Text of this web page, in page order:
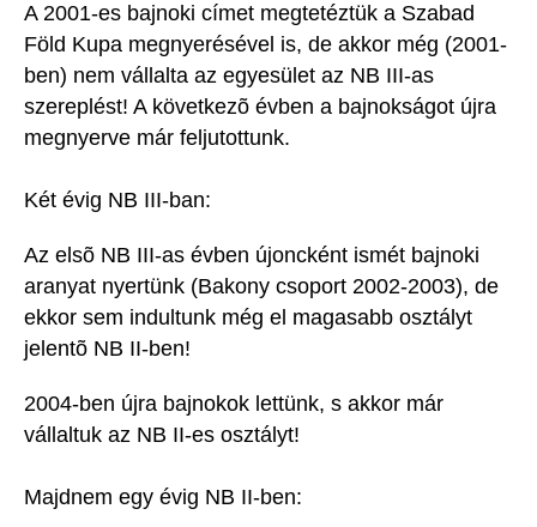
A 2001-es bajnoki címet megtetéztük a Szabad
Föld Kupa megnyerésével is, de akkor még (2001-
ben) nem vállalta az egyesület az NB III-as
szereplést! A következõ évben a bajnokságot újra
megnyerve már feljutottunk.
Két évig NB III-ban:
Az elsõ NB III-as évben újoncként ismét bajnoki
aranyat nyertünk (Bakony csoport 2002-2003), de
ekkor sem indultunk még el magasabb osztályt
jelentõ NB II-ben!
2004-ben újra bajnokok lettünk, s akkor már
vállaltuk az NB II-es osztályt!
Majdnem egy évig NB II-ben: